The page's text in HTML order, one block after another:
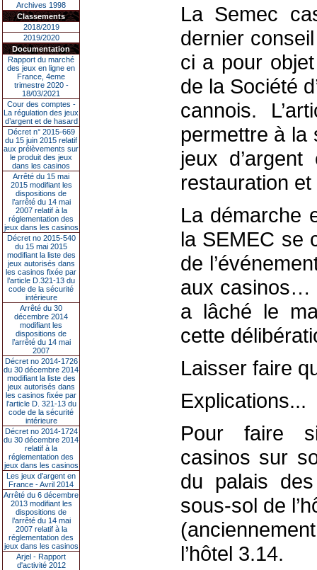
Archives 1998
Classements
2018/2019
2019/2020
Documentation
Rapport du marché
des jeux en ligne en
France, 4eme
trimestre 2020 -
18/03/2021
Cour des comptes -
La régulation des jeux
d’argent et de hasard
Décret n° 2015-669
du 15 juin 2015 relatif
aux prélèvements sur
le produit des jeux
dans les casinos
Arrêté du 15 mai
2015 modifiant les
dispositions de
l’arrêté du 14 mai
2007 relatif à la
réglementation des
jeux dans les casinos
Décret no 2015-540
du 15 mai 2015
modifiant la liste des
jeux autorisés dans
les casinos fixée par
l’article D.321-13 du
code de la sécurité
intérieure
Arrêté du 30
décembre 2014
modifiant les
dispositions de
l’arrêté du 14 mai
2007
Décret no 2014-1726
du 30 décembre 2014
modifiant la liste des
jeux autorisés dans
les casinos fixée par
l’article D. 321-13 du
code de la sécurité
intérieure
Décret no 2014-1724
du 30 décembre 2014
relatif à la
réglementation des
jeux dans les casinos
Les jeux d’argent en
France - Avril 2014
Arrêté du 6 décembre
2013 modifiant les
dispositions de
l’arrêté du 14 mai
2007 relatif à la
réglementation des
jeux dans les casinos
Arjel - Rapport
d'activité 2012
La Semec
dernier
ci a pour
de la Société
cannois.
permettre à la
jeux
restauration et
La démarche
la SEMEC se
de
aux casinos…
a lâché le
cette
Laisser faire
Explications...
Pour faire
casinos sur
du palais
sous-sol de
l’hôtel 3.14.